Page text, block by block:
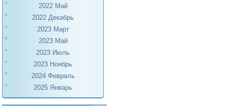
2022 Май
2022 Декабрь
2023 Март
2023 Май
2023 Июль
2023 Ноябрь
2024 Февраль
2025 Январь